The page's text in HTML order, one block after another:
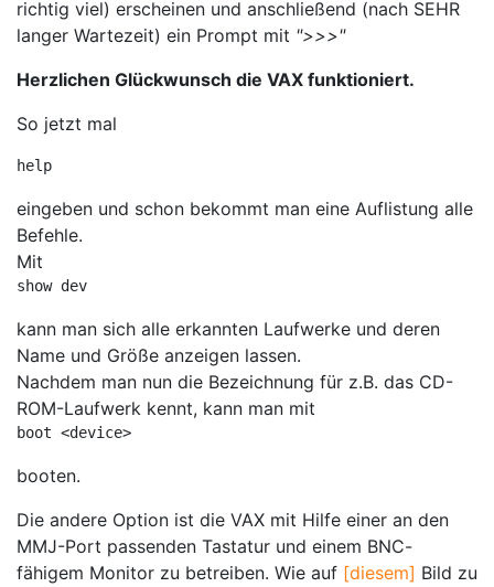
richtig viel) erscheinen und anschließend (nach SEHR
langer Wartezeit) ein Prompt mit ">>>"
Herzlichen Glückwunsch die VAX funktioniert.
So jetzt mal
help
eingeben und schon bekommt man eine Auflistung alle
Befehle.
Mit
show dev
kann man sich alle erkannten Laufwerke und deren
Name und Größe anzeigen lassen.
Nachdem man nun die Bezeichnung für z.B. das CD-
ROM-Laufwerk kennt, kann man mit
boot <device>
booten.
Die andere Option ist die VAX mit Hilfe einer an den
MMJ-Port passenden Tastatur und einem BNC-
fähigem Monitor zu betreiben. Wie auf [diesem] Bild zu